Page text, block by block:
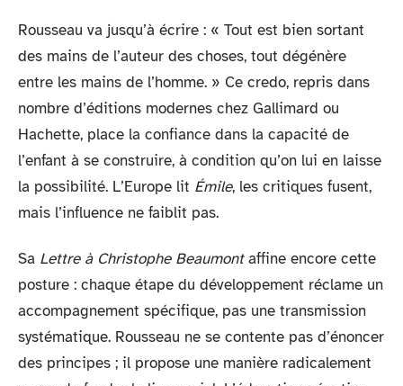
Rousseau va jusqu’à écrire : « Tout est bien sortant
des mains de l’auteur des choses, tout dégénère
entre les mains de l’homme. » Ce credo, repris dans
nombre d’éditions modernes chez Gallimard ou
Hachette, place la confiance dans la capacité de
l’enfant à se construire, à condition qu’on lui en laisse
la possibilité. L’Europe lit Émile, les critiques fusent,
mais l’influence ne faiblit pas.
Sa Lettre à Christophe Beaumontaffine encore cette
posture : chaque étape du développement réclame un
accompagnement spécifique, pas une transmission
systématique. Rousseau ne se contente pas d’énoncer
des principes ; il propose une manière radicalement